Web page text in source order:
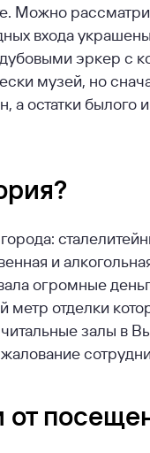
Можно
входа
эркер с
музей, но
а остатки
и
огромные
метр отделки
залы в